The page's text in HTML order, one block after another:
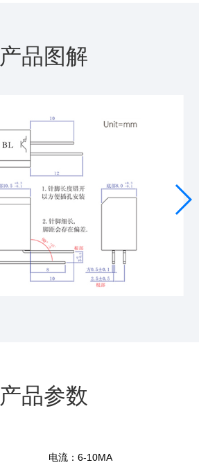
产品图解
产品参数
电流：6-10MA